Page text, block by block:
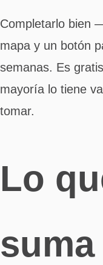
Completarlo bien
mapa y un botón
semanas. Es
mayoría lo tiene
tomar.
Lo